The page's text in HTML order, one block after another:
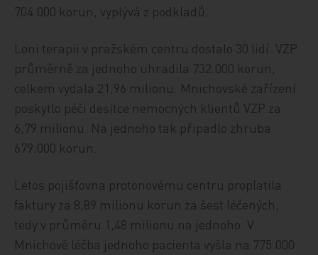
704.000 korun, vyplývá z podkladů.
Loni terapii v pražském centru dostalo 30 lidí. VZP
průměrně za jednoho uhradila 732.000 korun,
celkem vydala 21,96 milionu. Mnichovské zařízení
poskytlo péči desítce nemocných klientů VZP za
6,79 milionu. Na jednoho tak připadlo zhruba
679.000 korun.
Letos pojišťovna protonovému centru proplatila
faktury za 8,89 milionu korun za šest léčených,
tedy v průměru 1,48 milionu na jednoho. V
Mnichově léčba jednoho pacienta vyšla na 775.000